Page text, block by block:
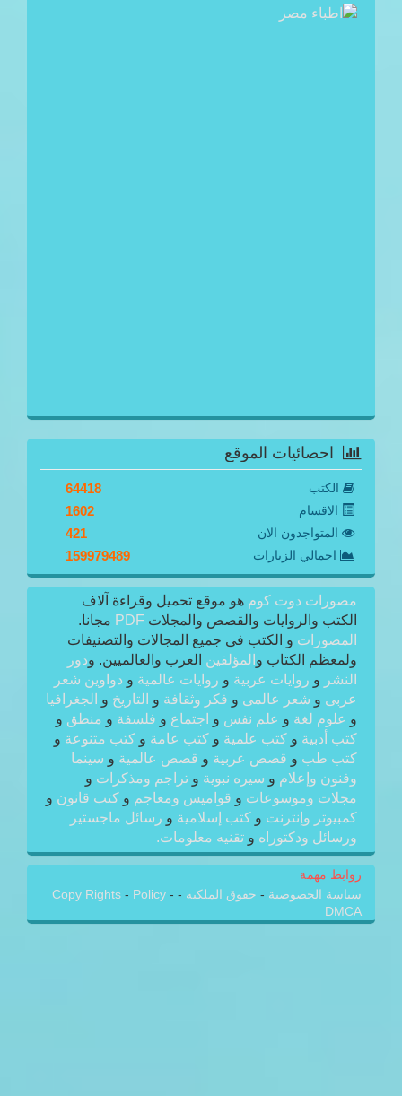
احصائيات الموقع
الكتب 64418
الاقسام 1602
المتواجدون الان 421
اجمالي الزيارات 159979489
مصورات دوت كوم هو موقع تحميل وقراءة آلاف
الكتب والروايات والقصص والمجلات PDF مجانا.
المصورات و الكتب فى جميع المجالات والتصنيفات
ولمعظم الكتاب و المؤلفين العرب والعالميين. ودور
النشر و روايات عربية و روايات عالمية و دواوين شعر
عربى و شعر عالمى و فكر وثقافة و التاريخ و الجغرافيا
و علوم لغة و علم نفس و اجتماع و فلسفة و منطق و
كتب أدبية و كتب علمية و كتب عامة و كتب متنوعة و
كتب طب و قصص عربية و قصص عالمية و سينما
وفنون وإعلام و سيره نبوية و تراجم ومذكرات و
مجلات وموسوعات و قواميس ومعاجم و كتب قانون و
كمبيوتر وإنترنت و كتب إسلامية و رسائل ماجستير
ورسائل ودكتوراه و تقنيه معلومات.
روابط مهمة
سياسة الخصوصية - حقوق الملكيه -
Copy Rights - Policy -
DMCA